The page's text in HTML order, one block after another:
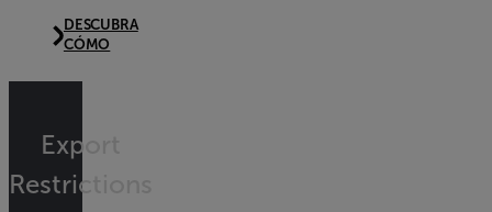
DESCUBRA
CÓMO
Export
Restrictions